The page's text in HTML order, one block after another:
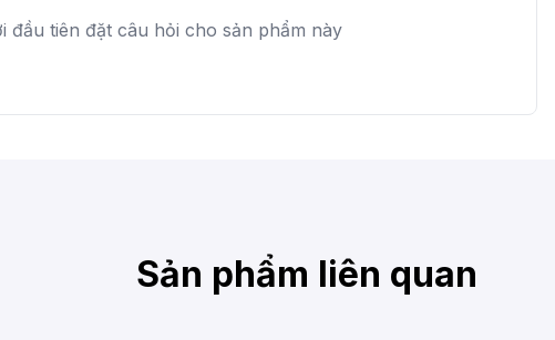
đầu tiên đặt câu hỏi cho sản phẩm này
Sản phẩm liên quan